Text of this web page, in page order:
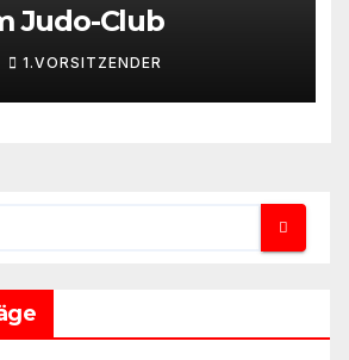
Judo-Club
1.VORSITZENDER